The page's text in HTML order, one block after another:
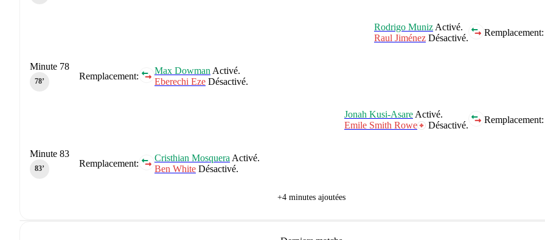
Remplacement:
Rodrigo Muniz Activé.
Raul Jiménez Désactivé.
Remplacement:
Max Dowman Activé.
Eberechi Eze Désactivé.
Minute 78
78‎’‎
Remplacement:
Jonah Kusi-Asare Activé.
Emile Smith Rowe
Désactivé.
Remplacement:
Cristhian Mosquera Activé.
Ben White Désactivé.
Minute 83
83‎’‎
+4 minutes ajoutées